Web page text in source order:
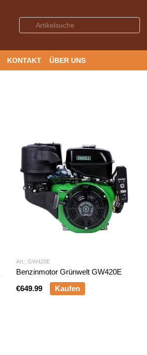
KONTAKT ÜBER UNS
Art.: GW420E
Benzinmotor Grünwelt GW420E
€649.99
Kaufen